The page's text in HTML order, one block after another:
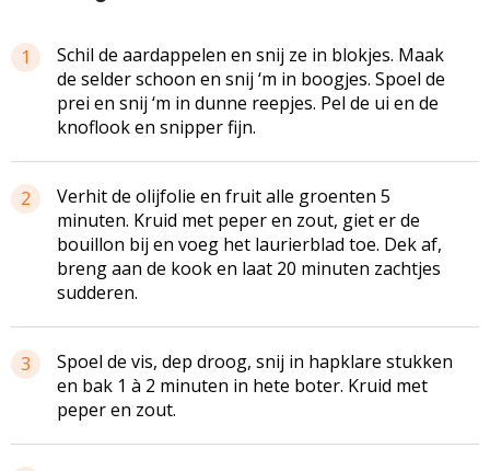
1
Schil de aardappelen en snij ze in blokjes. Maak
de selder schoon en snij ‘m in boogjes. Spoel de
prei en snij ‘m in dunne reepjes. Pel de ui en de
knoflook en snipper fijn.
2
Verhit de olijfolie en fruit alle groenten 5
minuten. Kruid met peper en zout, giet er de
bouillon bij en voeg het laurierblad toe. Dek af,
breng aan de kook en laat 20 minuten zachtjes
sudderen.
3
Spoel de vis, dep droog, snij in hapklare stukken
en bak 1 à 2 minuten in hete boter. Kruid met
peper en zout.